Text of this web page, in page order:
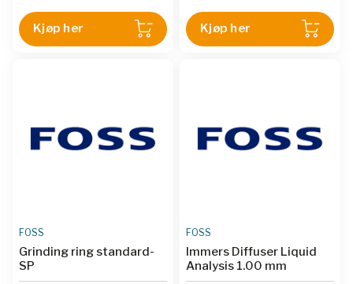
Kjøp her Kjøp her
FOSS
Grinding ring standard-
SP
FOSS
Immers Diffuser Liquid
Analysis 1.00 mm